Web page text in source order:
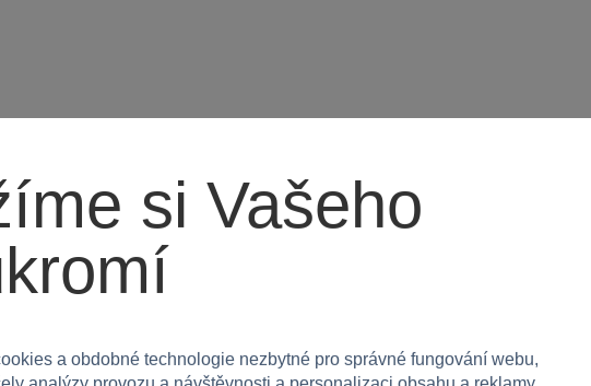
si Vašeho
a obdobné technologie nezbytné pro správné fungování webu,